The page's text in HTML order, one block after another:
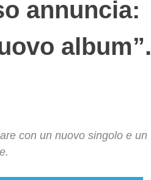
annuncia:
album”.
con un nuovo singolo e un